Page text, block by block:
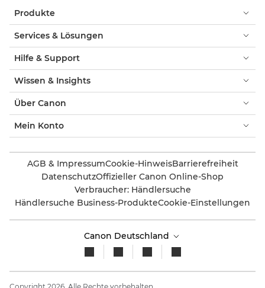
Produkte
Services & Lösungen
Hilfe & Support
Wissen & Insights
Über Canon
Mein Konto
AGB & ImpressumCookie-HinweisBarrierefreiheit
DatenschutzOffizieller Canon Online-Shop
Verbraucher: Händlersuche
Händlersuche Business-ProdukteCookie-Einstellungen
Canon Deutschland